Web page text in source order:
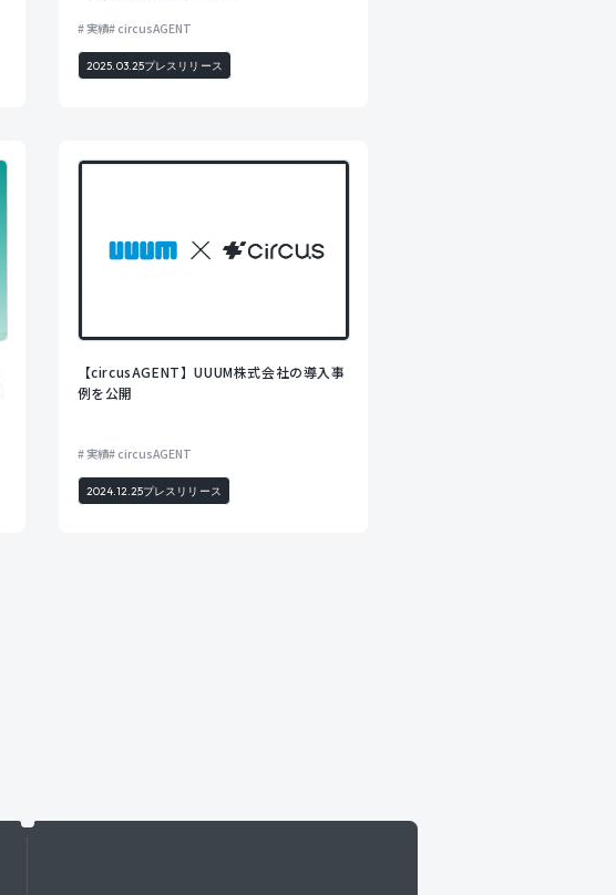
実績 circusAGENT
2025.03.25プレスリリース
【circusAGENT】UUUM株式会社の導入事
例を公開
実績 circusAGENT
2024.12.25プレスリリース